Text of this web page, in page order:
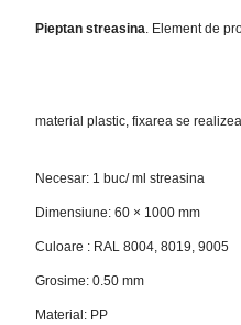
Pieptan streasina. Element de
Se monteaza in lungul liniei de
Pieptanul urmareste conturul
material plastic, fixarea se
Necesar: 1 buc/ ml streasina
Dimensiune: 60 × 1000 mm
Culoare : RAL 8004, 8019, 9005
Grosime: 0.50 mm
Material: PP